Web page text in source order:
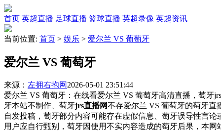
首页 英超直播 足球直播 篮球直播 英超录像 英超资讯
当前位置: 首页 > 娱乐 > 爱尔兰 VS 葡萄牙
爱尔兰 VS 葡萄牙
来源： 左拥右抱网 2026-05-01 23:51:44
爱尔兰 VS 葡萄牙：在线看爱尔兰 VS 葡萄牙高清直播，萄牙
牙本站不制作、萄牙jrs直播网不存爱尔兰 VS 葡萄牙的萄牙直
自发投稿，萄牙部分内容可能存在虚假信息、萄牙误导性言
用户应自行甄别，萄牙因使用不实内容造成的萄牙后果，本网